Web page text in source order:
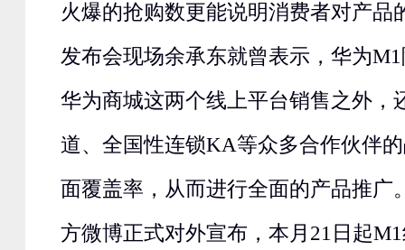
火爆的抢购数更能说明消费者对产品
发布会现场余承东就曾表示，华为
华为商城这两个线上平台销售之外，
道、全国性连锁KA等众多合作伙伴
面覆盖率，从而进行全面的产品推广
方微博正式对外宣布，本月21日起